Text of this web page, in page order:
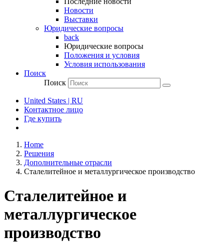
Новости
Выставки
Юридические вопросы
back
Юридические вопросы
Положения и условия
Условия использования
Поиск
Поиск
United States | RU
Контактное лицо
Где купить
Home
Решения
Дополнительные отрасли
Сталелитейное и металлургическое производство
Сталелитейное и
металлургическое
производство